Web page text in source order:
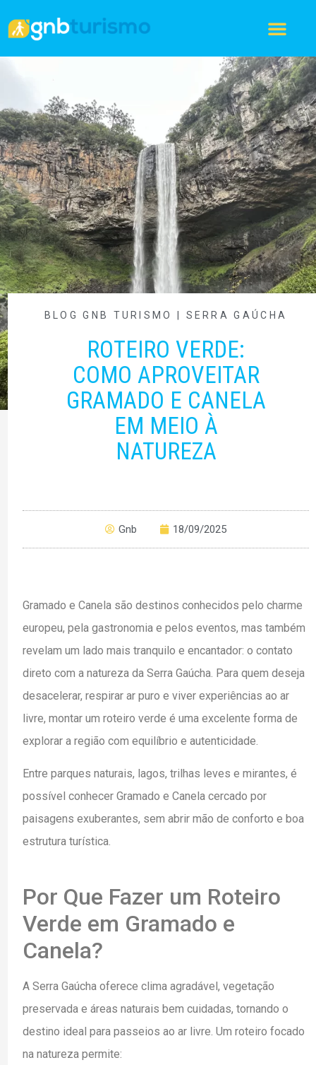
BLOG GNB TURISMO | SERRA GAÚCHA
ROTEIRO VERDE:
COMO APROVEITAR
GRAMADO E CANELA
EM MEIO À
NATUREZA
Gnb 18/09/2025
Gramado e Canela são destinos conhecidos pelo charme
europeu, pela gastronomia e pelos eventos, mas também
revelam um lado mais tranquilo e encantador: o contato
direto com a natureza da Serra Gaúcha. Para quem deseja
desacelerar, respirar ar puro e viver experiências ao ar
livre, montar um roteiro verde é uma excelente forma de
explorar a região com equilíbrio e autenticidade.
Entre parques naturais, lagos, trilhas leves e mirantes, é
possível conhecer Gramado e Canela cercado por
paisagens exuberantes, sem abrir mão de conforto e boa
estrutura turística.
Por Que Fazer um Roteiro
Verde em Gramado e
Canela?
A Serra Gaúcha oferece clima agradável, vegetação
preservada e áreas naturais bem cuidadas, tornando o
destino ideal para passeios ao ar livre. Um roteiro focado
na natureza permite: